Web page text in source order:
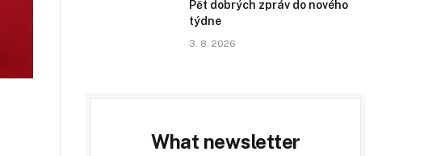
Pět dobrých zpráv do nového
týdne
3. 8. 2026
What newsletter